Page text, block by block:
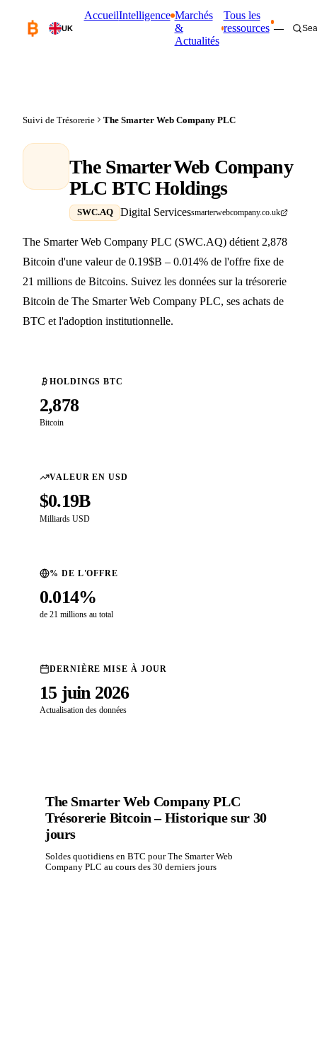
UK
AccueilIntelligence Marchés
&
Actualités
Tous les
ressources —
Suivi de Trésorerie The Smarter Web Company PLC
The Smarter Web Company
PLC BTC Holdings
SWC.AQ Digital Servicessmarterwebcompany.co.uk
The Smarter Web Company PLC (SWC.AQ) détient 2,878
Bitcoin d'une valeur de 0.19$B – 0.014% de l'offre fixe de
21 millions de Bitcoins. Suivez les données sur la trésorerie
Bitcoin de The Smarter Web Company PLC, ses achats de
BTC et l'adoption institutionnelle.
HOLDINGS BTC
2,878
Bitcoin
VALEUR EN USD
$0.19B
Milliards USD
% DE L'OFFRE
0.014%
de 21 millions au total
DERNIÈRE MISE À JOUR
15 juin 2026
Actualisation des données
The Smarter Web Company PLC
Trésorerie Bitcoin – Historique sur 30
jours
Soldes quotidiens en BTC pour The Smarter Web
Company PLC au cours des 30 derniers jours